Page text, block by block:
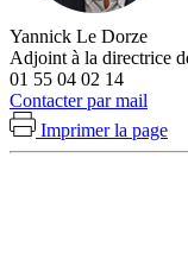
Yannick Le Dorze
Adjoint à la directrice
01 55 04 02 14
Contacter par mail
Imprimer la page